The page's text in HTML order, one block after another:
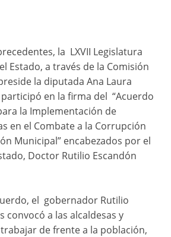
la LXVII Legislatura
Estado, a través de la Comisión
la diputada Ana Laura
en la firma del “Acuerdo
la Implementación de
en el Combate a la Corrupción
Municipal” encabezados por el
Doctor Rutilio Escandón
el gobernador Rutilio
convocó a las alcaldesas y
de frente a la población,